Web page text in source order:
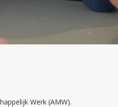
Werk (AMW).